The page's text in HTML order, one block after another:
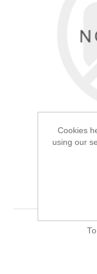
Топор
Cookies
using our